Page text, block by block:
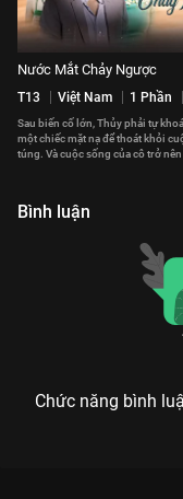
Nước Mắt Chảy Ngược
T13 Việt Nam 1 Phần
Sau biến cố lớn, Thủy phải tự
một chiếc mặt nạ để thoát khỏi
túng. Và cuộc sống của cô trở
Bình luận
Chức năng bình